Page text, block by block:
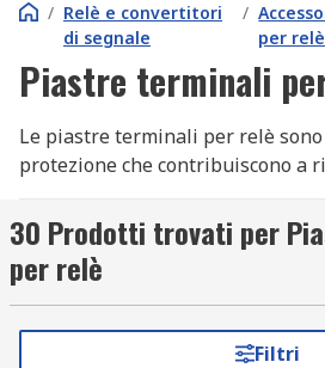
/ Relè e convertitori
di segnale
/
per relè
Piastre terminali
Le piastre terminali per relè
protezione che contribuiscono a
morsetti o con il cablaggio in un
Come funzionano le piastre
relè?
30 Prodotti trovati per
per relè
Filtri